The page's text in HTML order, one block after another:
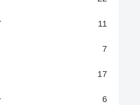
11
7
17
6